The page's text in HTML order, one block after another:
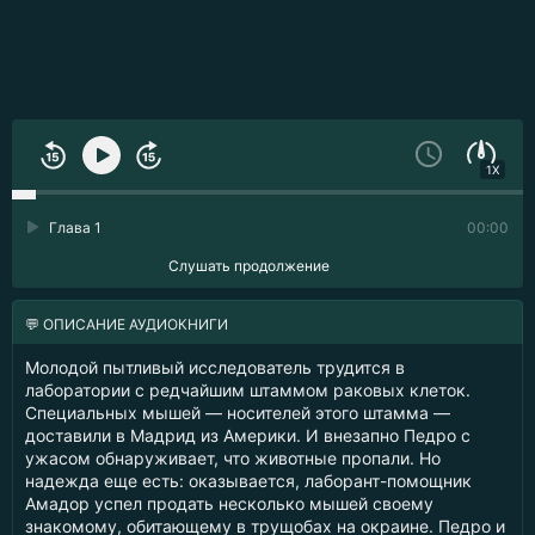
1X
00:00
Глава 1
Слушать продолжение
💬 ОПИСАНИЕ АУДИОКНИГИ
Молодой пытливый исследователь трудится в
лаборатории с редчайшим штаммом раковых клеток.
Специальных мышей — носителей этого штамма —
доставили в Мадрид из Америки. И внезапно Педро с
ужасом обнаруживает, что животные пропали. Но
надежда еще есть: оказывается, лаборант-помощник
Амадор успел продать несколько мышей своему
знакомому, обитающему в трущобах на окраине. Педро и